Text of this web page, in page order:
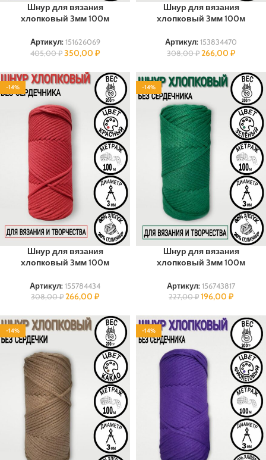
Шнур для вязания
хлопковый 3мм 100м
Артикул: 151626069
405,00₽ 350,00 ₽
Шнур для вязания
хлопковый 3мм 100м
Артикул: 153834470
308,00₽ 266,00 ₽
-14%
100% ХЛОПОК
Шнур для вязания
хлопковый 3мм 100м
Артикул: 155784434
308,00₽ 266,00 ₽
-14%
100% ХЛОПОК
Шнур для вязания
хлопковый 3мм 100м
Артикул: 156743817
227,00₽ 196,00 ₽
-14%
100% ХЛОПОК
-14%
100% ХЛОПОК